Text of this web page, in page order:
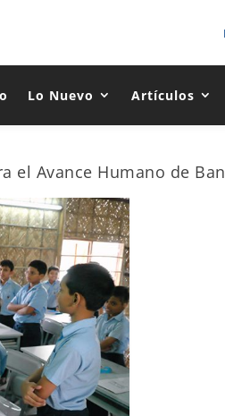
Lo Nuevo Artículos
el Avance Humano de